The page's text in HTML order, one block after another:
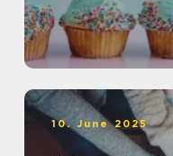
10. June 2025